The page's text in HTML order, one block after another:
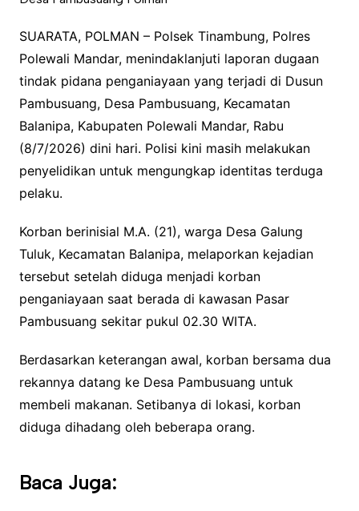
SUARATA, POLMAN – Polsek Tinambung, Polres
Polewali Mandar, menindaklanjuti laporan dugaan
tindak pidana penganiayaan yang terjadi di Dusun
Pambusuang, Desa Pambusuang, Kecamatan
Balanipa, Kabupaten Polewali Mandar, Rabu
(8/7/2026) dini hari. Polisi kini masih melakukan
penyelidikan untuk mengungkap identitas terduga
pelaku.
Korban berinisial M.A. (21), warga Desa Galung
Tuluk, Kecamatan Balanipa, melaporkan kejadian
tersebut setelah diduga menjadi korban
penganiayaan saat berada di kawasan Pasar
Pambusuang sekitar pukul 02.30 WITA.
Berdasarkan keterangan awal, korban bersama dua
rekannya datang ke Desa Pambusuang untuk
membeli makanan. Setibanya di lokasi, korban
diduga dihadang oleh beberapa orang.
Baca Juga: